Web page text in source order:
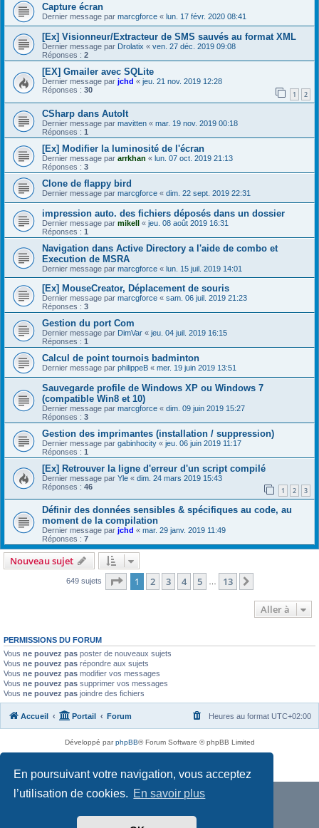
En poursuivant votre navigation, vous acceptez
l’utilisation de cookies. En savoir plus
Capture écran
Dernier message par marcgforce « lun. 17 févr. 2020 08:41
[Ex] Visionneur/Extracteur de SMS sauvés au format XML
Dernier message par Drolatix « ven. 27 déc. 2019 09:08
Réponses : 2
[EX] Gmailer avec SQLite
Dernier message par jchd « jeu. 21 nov. 2019 12:28
Réponses : 30 1 2
CSharp dans AutoIt
Dernier message par mavitten « mar. 19 nov. 2019 00:18
Réponses : 1
[Ex] Modifier la luminosité de l'écran
Dernier message par arrkhan « lun. 07 oct. 2019 21:13
Réponses : 3
Clone de flappy bird
Dernier message par marcgforce « dim. 22 sept. 2019 22:31
impression auto. des fichiers déposés dans un dossier
Dernier message par mikell « jeu. 08 août 2019 16:31
Réponses : 1
Navigation dans Active Directory a l'aide de combo et
Execution de MSRA
Dernier message par marcgforce « lun. 15 juil. 2019 14:01
[Ex] MouseCreator, Déplacement de souris
Dernier message par marcgforce « sam. 06 juil. 2019 21:23
Réponses : 3
Gestion du port Com
Dernier message par DimVar « jeu. 04 juil. 2019 16:15
Réponses : 1
Calcul de point tournois badminton
Dernier message par philippeB « mer. 19 juin 2019 13:51
Sauvegarde profile de Windows XP ou Windows 7
(compatible Win8 et 10)
Dernier message par marcgforce « dim. 09 juin 2019 15:27
Réponses : 3
Gestion des imprimantes (installation / suppression)
Dernier message par gabinhocity « jeu. 06 juin 2019 11:17
Réponses : 1
[Ex] Retrouver la ligne d'erreur d'un script compilé
Dernier message par Yle « dim. 24 mars 2019 15:43
Réponses : 46 1 2 3
Définir des données sensibles & spécifiques au code, au
moment de la compilation
Dernier message par jchd « mar. 29 janv. 2019 11:49
Réponses : 7
Nouveau sujet
649 sujets Page 1sur13
1 2 3 4 5 13
Aller à
PERMISSIONS DU FORUM
Vous ne pouvez pas poster de nouveaux sujets
Vous ne pouvez pas répondre aux sujets
Vous ne pouvez pas modifier vos messages
Vous ne pouvez pas supprimer vos messages
Vous ne pouvez pas joindre des fichiers
Accueil Portail Forum Heures au format UTC+02:00
Développé parphpBB® Forum Software © phpBB Limited
Traduit parphpBB-fr.com